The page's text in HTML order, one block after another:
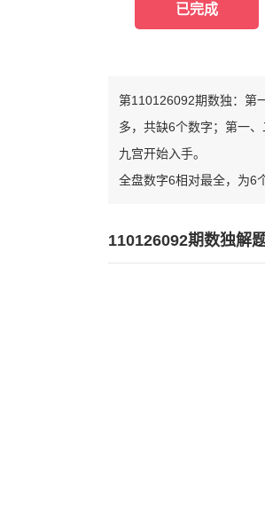
已完成
第110126092期数独：第
多，共缺6个数字；第一
九宫开始入手。
全盘数字6相对最全，为6
110126092期数独解